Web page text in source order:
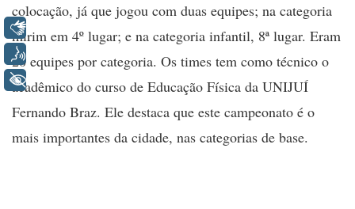
colocação, já que jogou com duas equipes; na categoria
mirim em 4º lugar; e na categoria infantil, 8ª lugar. Eram
20 equipes por categoria. Os times tem como técnico o
acadêmico do curso de Educação Física da UNIJUÍ
Fernando Braz. Ele destaca que este campeonato é o
mais importantes da cidade, nas categorias de base.
Libras
Voz
+ Acessibilidade